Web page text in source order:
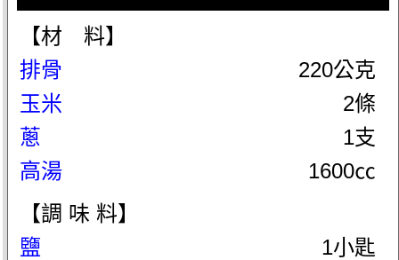
【材 料】
排骨
220公克
玉米
2條
蔥
1支
高湯
1600㏄
【調 味 料】
鹽
1小匙